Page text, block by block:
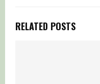
RELATED POSTS